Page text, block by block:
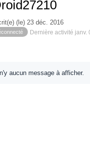
(le) 23 déc. 2016
Dernière activité janv.
n'y aucun message à afficher.